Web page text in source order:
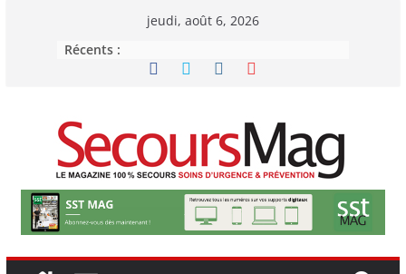
jeudi, août 6, 2026
Récents :